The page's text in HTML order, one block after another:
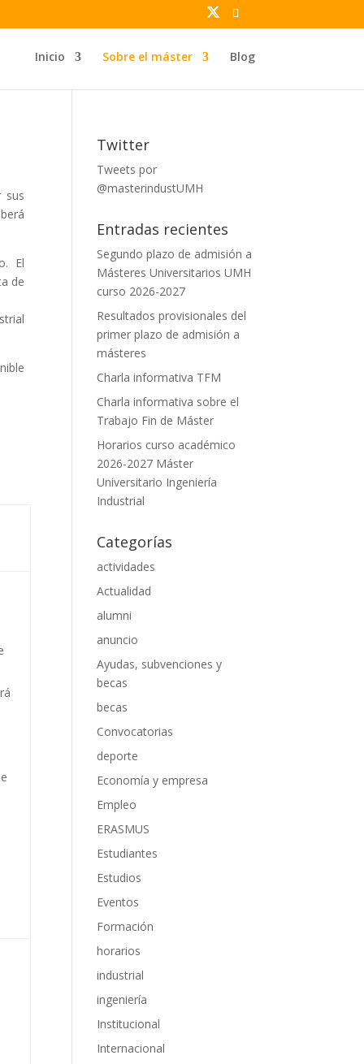
Inicio Sobre el máster Blog
sus
El
de
Twitter
Tweets por
@masterindustUMH
Entradas recientes
Segundo plazo de admisión a
Másteres Universitarios UMH
curso 2026-2027
Resultados provisionales del
primer plazo de admisión a
másteres
Charla informativa TFM
Charla informativa sobre el
Trabajo Fin de Máster
Horarios curso académico
2026-2027 Máster
Universitario Ingeniería
Industrial
Categorías
actividades
Actualidad
alumni
anuncio
Ayudas, subvenciones y
becas
becas
Convocatorias
deporte
Economía y empresa
Empleo
ERASMUS
Estudiantes
Estudios
Eventos
Formación
horarios
industrial
ingeniería
Institucional
Internacional